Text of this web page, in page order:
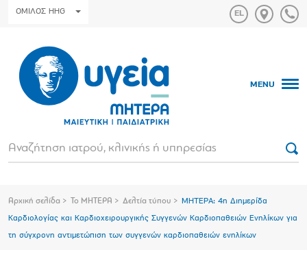
ΟΜΙΛΟΣ HHG
MENU
Αρχική σελίδα Το ΜΗΤΕΡΑ Δελτία τύπου ΜΗΤΕΡΑ: 4η Διημερίδα
Καρδιολογίας και Καρδιοχειρουργικής Συγγενών Καρδιοπαθειών Ενηλίκων για
τη σύγχρονη αντιμετώπιση των συγγενών καρδιοπαθειών ενηλίκων